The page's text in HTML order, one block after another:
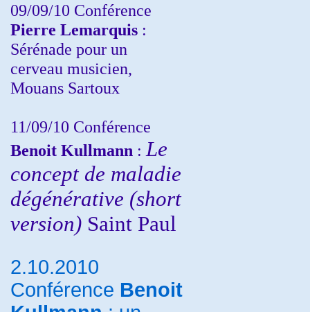
09/09/10 Conférence
Pierre Lemarquis :
Sérénade pour un
cerveau musicien,
Mouans Sartoux
11/09/10 Conférence
Benoit Kullmann : Le
concept de maladie
dégénérative (short
version) Saint Paul
2.10.2010
Conférence Benoit